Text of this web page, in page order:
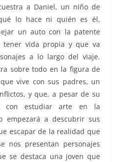
a Daniel, un niño de
lo hace ni quién es él,
un auto con la patente
tener vida propia y que va
a lo largo del viaje.
sobre todo en la figura de
vive con sus padres, un
y que, a pesar de su
con estudiar arte en la
empezará a descubrir sus
escapar de la realidad que
nos presentan personajes
se destaca una joven que